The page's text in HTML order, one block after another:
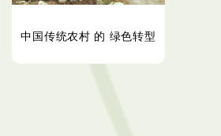
中国传统农村 的 绿色转型